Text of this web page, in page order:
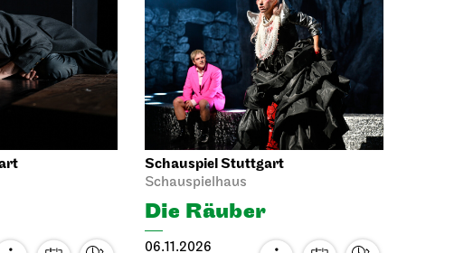
Treffpunkt
Staatsoper StuttgartOpernhaus
I Did It My Way
24.10.2026